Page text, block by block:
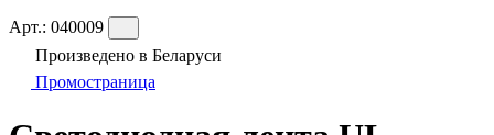
Арт.: 040009
Произведено в Беларуси
Промостраница